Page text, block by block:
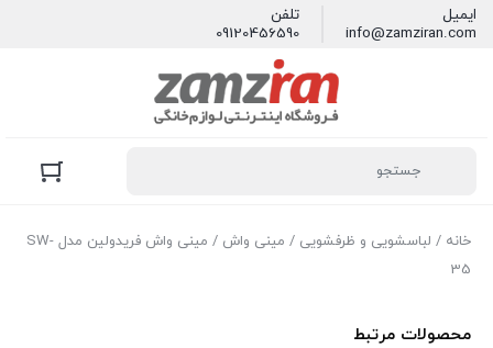
ایمیل
info@zamziran.com
تلفن
09120456590
خانه / لباسشویی و ظرفشویی / مینی واش
/ مینی واش فریدولین مدل SW-
35
محصولات مرتبط